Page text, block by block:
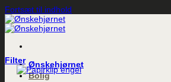
Fortsæt til indhold
Ønskehjørnet
Bolig
Filter